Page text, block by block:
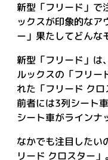
新型「フリード」で
ックスが印象的なア
ー」果たしてどんな
新型「フリード」は
ルックスの「フリー
れた「フリード クロ
前者には3列シート
シート車がラインナ
なかでも注目したい
リード クロスター